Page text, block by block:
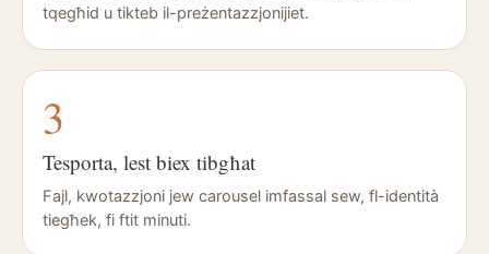
tqegħid u tikteb il-preżentazzjonijiet.
3
Tesporta, lest biex tibgħat
Fajl, kwotazzjoni jew carousel imfassal sew, fl-identità
tiegħek, fi ftit minuti.